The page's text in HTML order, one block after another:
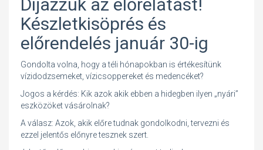
Díjazzuk az előrelátást!
Készletkisöprés és
előrendelés január 30-ig
Gondolta volna, hogy a téli hónapokban is értékesítünk
vízidodzsemeket, vízicsoppereket és medencéket?
Jogos a kérdés: Kik azok akik ebben a hidegben ilyen „nyári”
eszközöket vásárolnak?
A válasz: Azok, akik előre tudnak gondolkodni, tervezni és
ezzel jelentős előnyre tesznek szert.